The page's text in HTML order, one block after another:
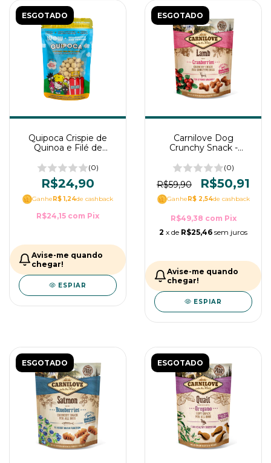
ESGOTADO
Quipoca Crispie de
Quinoa e Filé de
WOW Pet Food
(0)
R$24,90
GanheR$ 1,24de cashback
R$24,15 com Pix
Avise-me quando
chegar!
ESPIAR
ESGOTADO
Carnilove Dog
Crunchy Snack -
Cordeiro e Cranberries
200g
(0)
R$59,90 R$50,91
GanheR$ 2,54de cashback
R$49,38 com Pix
2 x de R$25,46 sem juros
Avise-me quando
chegar!
ESPIAR
ESGOTADO ESGOTADO